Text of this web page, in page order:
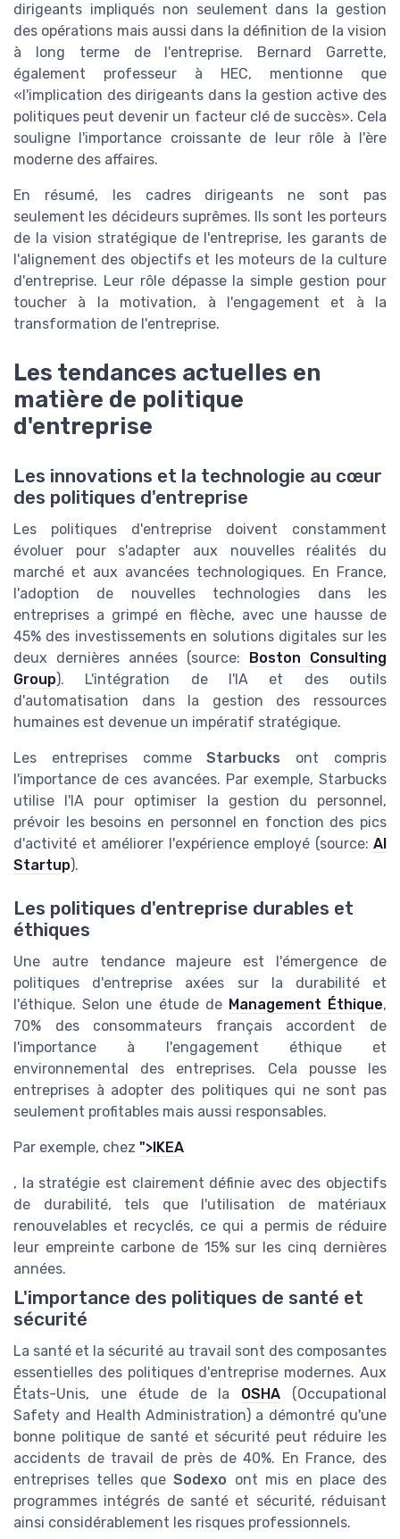
dirigeants impliqués non seulement dans la gestion
des opérations mais aussi dans la définition de la vision
à long terme de l'entreprise. Bernard Garrette,
également professeur à HEC, mentionne que
«l'implication des dirigeants dans la gestion active des
politiques peut devenir un facteur clé de succès». Cela
souligne l'importance croissante de leur rôle à l'ère
moderne des affaires.
En résumé, les cadres dirigeants ne sont pas
seulement les décideurs suprêmes. Ils sont les porteurs
de la vision stratégique de l'entreprise, les garants de
l'alignement des objectifs et les moteurs de la culture
d'entreprise. Leur rôle dépasse la simple gestion pour
toucher à la motivation, à l'engagement et à la
transformation de l'entreprise.
Les tendances actuelles en
matière de politique
d'entreprise
Les innovations et la technologie au cœur
des politiques d'entreprise
Les politiques d'entreprise doivent constamment
évoluer pour s'adapter aux nouvelles réalités du
marché et aux avancées technologiques. En France,
l'adoption de nouvelles technologies dans les
entreprises a grimpé en flèche, avec une hausse de
45% des investissements en solutions digitales sur les
deux dernières années (source: Boston Consulting
Group). L'intégration de l'IA et des outils
d'automatisation dans la gestion des ressources
humaines est devenue un impératif stratégique.
Les entreprises commeStarbucks ont compris
l'importance de ces avancées. Par exemple, Starbucks
utilise l'IA pour optimiser la gestion du personnel,
prévoir les besoins en personnel en fonction des pics
d'activité et améliorer l'expérience employé (source: AI
Startup).
Les politiques d'entreprise durables et
éthiques
Une autre tendance majeure est l'émergence de
politiques d'entreprise axées sur la durabilité et
l'éthique. Selon une étude de Management Éthique,
70% des consommateurs français accordent de
l'importance à l'engagement éthique et
environnemental des entreprises. Cela pousse les
entreprises à adopter des politiques qui ne sont pas
seulement profitables mais aussi responsables.
Par exemple, chez ">IKEA
, la stratégie est clairement définie avec des objectifs
de durabilité, tels que l'utilisation de matériaux
renouvelables et recyclés, ce qui a permis de réduire
leur empreinte carbone de 15% sur les cinq dernières
années.
L'importance des politiques de santé et
sécurité
La santé et la sécurité au travail sont des composantes
essentielles des politiques d'entreprise modernes. Aux
États-Unis, une étude de la OSHA (Occupational
Safety and Health Administration) a démontré qu'une
bonne politique de santé et sécurité peut réduire les
accidents de travail de près de 40%. En France, des
entreprises telles queSodexo ont mis en place des
programmes intégrés de santé et sécurité, réduisant
ainsi considérablement les risques professionnels.